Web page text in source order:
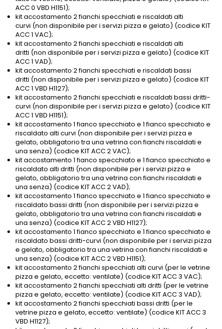
ACC 0 VBD H1151);
kit accostamento 2 fianchi specchiati e riscaldati alti
curvi (non disponibile per i servizi pizza e gelato) (codice KIT
ACC 1 VAC);
kit accostamento 2 fianchi specchiati e riscaldati alti
dritti (non disponibile per i servizi pizza e gelato) (codice KIT
ACC 1 VAD);
kit accostamento 2 fianchi specchiati e riscaldati bassi
dritti (non disponibile per i servizi pizza e gelato) (codice KIT
ACC 1 VBD H1127);
kit accostamento 2 fianchi specchiati e riscaldati bassi dritti-
curvi (non disponibile per i servizi pizza e gelato) (codice KIT
ACC 1 VBD H1151);
kit accostamento 1 fianco specchiato e 1 fianco specchiato e
riscaldato alti curvi (non disponibile per i servizi pizza e
gelato, obbligatorio tra una vetrina con fianchi riscaldati e
una senza) (codice KIT ACC 2 VAC);
kit accostamento 1 fianco specchiato e 1 fianco specchiato e
riscaldato alti dritti (non disponibile per i servizi pizza e
gelato, obbligatorio tra una vetrina con fianchi riscaldati e
una senza) (codice KIT ACC 2 VAD);
kit accostamento 1 fianco specchiato e 1 fianco specchiato e
riscaldato bassi dritti (non disponibile per i servizi pizza e
gelato, obbligatorio tra una vetrina con fianchi riscaldati e
una senza) (codice KIT ACC 2 VBD H1127);
kit accostamento 1 fianco specchiato e 1 fianco specchiato e
riscaldato bassi dritti-curvi (non disponibile per i servizi pizza
e gelato, obbligatorio tra una vetrina con fianchi riscaldati e
una senza) (codice KIT ACC 2 VBD H1151);
kit accostamento 2 fianchi specchiati alti curvi (per le vetrine
pizza e gelato, eccetto: ventilate) (codice KIT ACC 3 VAC);
kit accostamento 2 fianchi specchiati alti dritti (per le vetrine
pizza e gelato, eccetto: ventilate) (codice KIT ACC 3 VAD);
kit accostamento 2 fianchi specchiati bassi dritti (per le
vetrine pizza e gelato, eccetto: ventilate) (codice KIT ACC 3
VBD H1127);